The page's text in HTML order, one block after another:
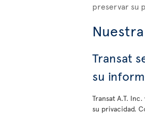
preservar su
Transat
su
Transat A.T.
su privacidad.